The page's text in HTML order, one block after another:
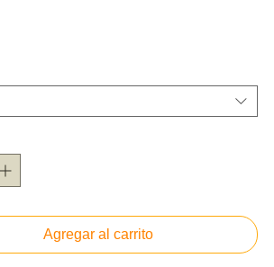
Agregar al carrito